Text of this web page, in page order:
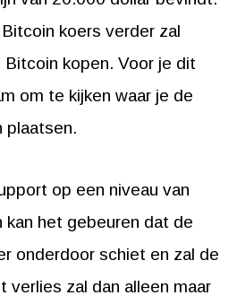
koers verder zal
kopen. Voor je dit
om te kijken waar je de
plaatsen.
op een niveau van
kan het gebeuren dat de
onderdoor schiet en zal de
verlies zal dan alleen maar